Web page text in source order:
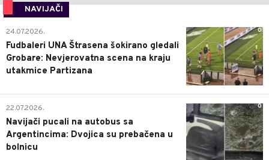
NAVIJAČI
0
24.07.2026.
Fudbaleri UNA Štrasena šokirano gledali
Grobare: Nevjerovatna scena na kraju
utakmice Partizana
0
22.07.2026.
Navijači pucali na autobus sa
Argentincima: Dvojica su prebačena u
bolnicu